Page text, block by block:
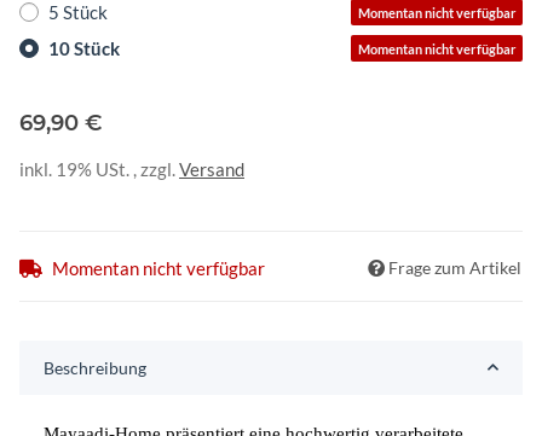
5 Stück Momentan nicht verfügbar
10 Stück Momentan nicht verfügbar
69,90 €
inkl. 19% USt. , zzgl.Versand
Momentan nicht verfügbar Frage zum Artikel
Beschreibung